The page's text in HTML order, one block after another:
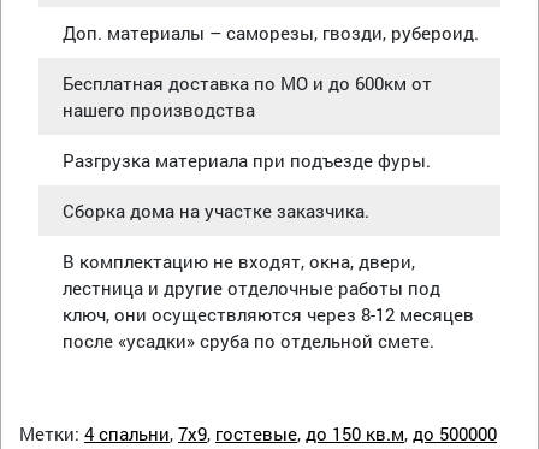
Доп. материалы – саморезы, гвозди, рубероид.
Бесплатная доставка по МО и до 600км от
нашего производства
Разгрузка материала при подъезде фуры.
Сборка дома на участке заказчика.
В комплектацию не входят, окна, двери,
лестница и другие отделочные работы под
ключ, они осуществляются через 8-12 месяцев
после «усадки» сруба по отдельной смете.
Метки: 4 спальни, 7х9, гостевые, до 150 кв.м, до 500000